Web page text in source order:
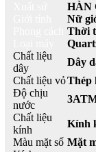
HÀN
Nữ
Thời
Chất liệu
dây
Dây
Chất liệu vỏThép
Độ chịu
nước
Chất liệu
kính
Kính
Màu mặt số Mặt